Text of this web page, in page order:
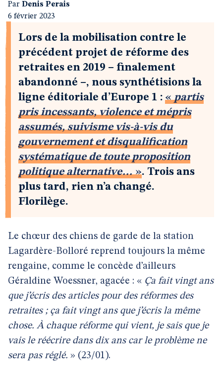
Par Denis Perais
6 février 2023
Lors de la mobilisation contre le
précédent projet de réforme des
retraites en 2019 – finalement
abandonné –, nous synthétisions la
ligne éditoriale d’Europe 1 : «partis
pris incessants, violence et mépris
assumés, suivisme vis-à-vis du
gouvernement et disqualification
systématique de toute proposition
politique alternative…». Trois ans
plus tard, rien n’a changé.
Florilège.
Le chœur des chiens de garde de la station
Lagardère-Bolloré reprend toujours la même
rengaine, comme le concède d’ailleurs
Géraldine Woessner, agacée : « Ça fait vingt ans
que j’écris des articles pour des réformes des
retraites ; ça fait vingt ans que j’écris la même
chose. À chaque réforme qui vient, je sais que je
vais le réécrire dans dix ans car le problème ne
sera pas réglé. » (23/01).